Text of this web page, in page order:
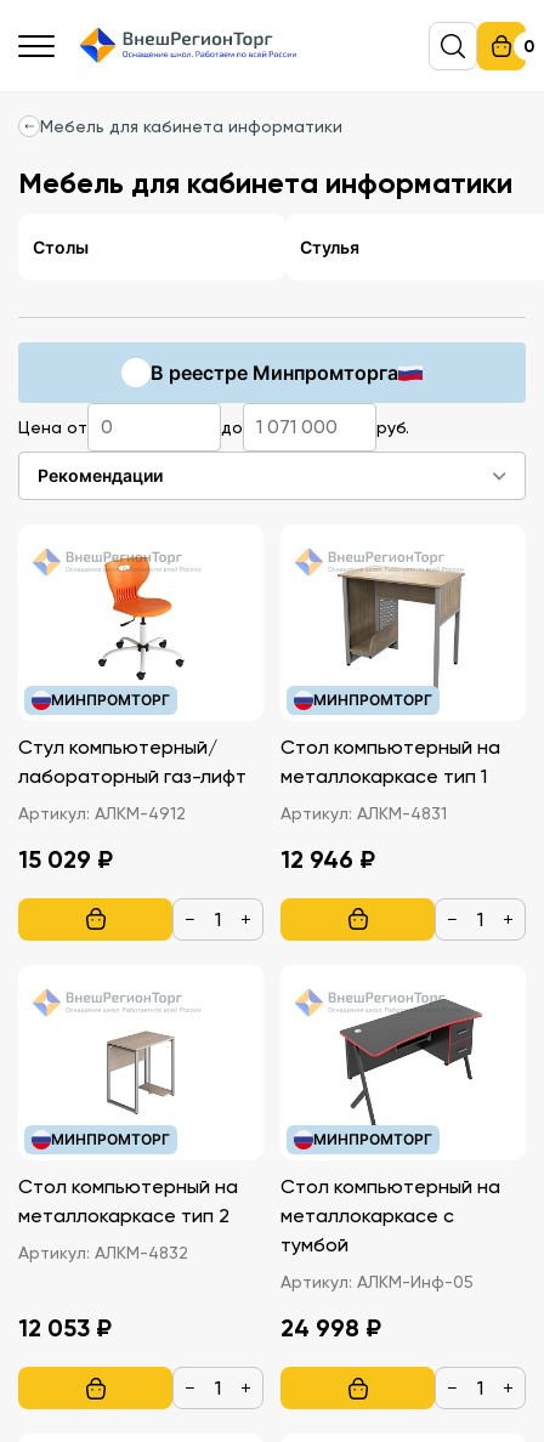
0
Мебель для кабинета информатики
Мебель для кабинета информатики
Столы Стулья
В реестре Минпромторга
Цена от до руб.
Рекомендации
МИНПРОМТОРГ
Стул компьютерный/
лабораторный газ-лифт
Артикул: АЛКМ-4912
15 029 ₽
− +
МИНПРОМТОРГ
Стол компьютерный на
металлокаркасе тип 1
Артикул: АЛКМ-4831
12 946 ₽
− +
МИНПРОМТОРГ
Стол компьютерный на
металлокаркасе тип 2
Артикул: АЛКМ-4832
12 053 ₽
− +
МИНПРОМТОРГ
Стол компьютерный на
металлокаркасе с
тумбой
Артикул: АЛКМ-Инф-05
24 998 ₽
− +